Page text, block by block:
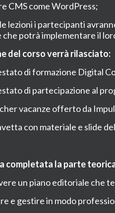
come WordPress;
lezioni i partecipanti
che potrà implementare il
del corso verrà rilasciato:
di formazione Digital
di partecipazione al
vacanze offerto da
con materiale e slide
completata la parte
un piano editoriale che
gestire in modo